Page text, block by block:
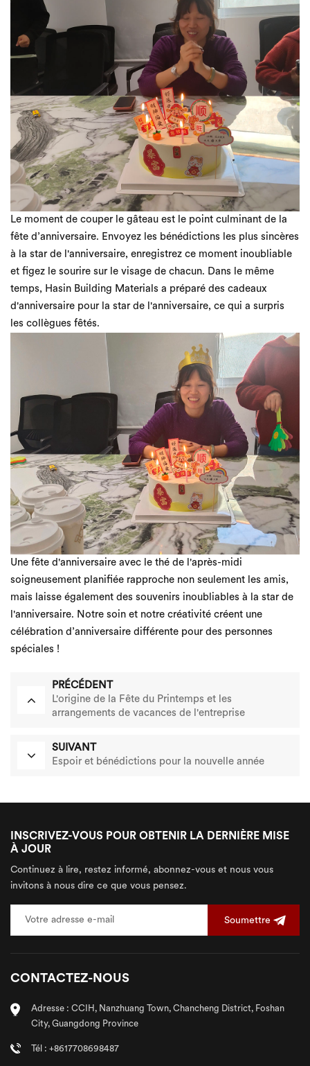
Le moment de couper le gâteau est le point culminant de la
fête d’anniversaire. Envoyez les bénédictions les plus sincères
à la star de l'anniversaire, enregistrez ce moment inoubliable
et figez le sourire sur le visage de chacun. Dans le même
temps, Hasin Building Materials a préparé des cadeaux
d'anniversaire pour la star de l'anniversaire, ce qui a surpris
les collègues fêtés.
Une fête d'anniversaire avec le thé de l'après-midi
soigneusement planifiée rapproche non seulement les amis,
mais laisse également des souvenirs inoubliables à la star de
l'anniversaire. Notre soin et notre créativité créent une
célébration d’anniversaire différente pour des personnes
spéciales !
PRÉCÉDENT
L'origine de la Fête du Printemps et les
arrangements de vacances de l'entreprise
SUIVANT
Espoir et bénédictions pour la nouvelle année
INSCRIVEZ-VOUS POUR OBTENIR LA DERNIÈRE MISE
À JOUR
Continuez à lire, restez informé, abonnez-vous et nous vous
invitons à nous dire ce que vous pensez.
Soumettre
CONTACTEZ-NOUS
Adresse : CCIH, Nanzhuang Town, Chancheng District, Foshan
City, Guangdong Province
Tél : +8617708698487